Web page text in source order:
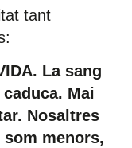
tant
La sang
Mai
Nosaltres
som menors,